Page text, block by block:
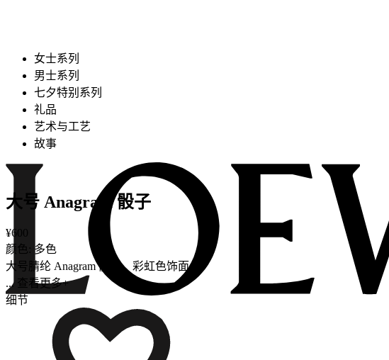
女士系列
男士系列
七夕特别系列
礼品
艺术与工艺
故事
大号 Anagram 骰子
¥600
颜色: 多色
大号腈纶 Anagram 骰子，彩虹色饰面。
... 查看更多+
细节